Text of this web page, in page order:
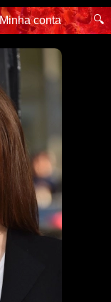
Minha conta 🔍